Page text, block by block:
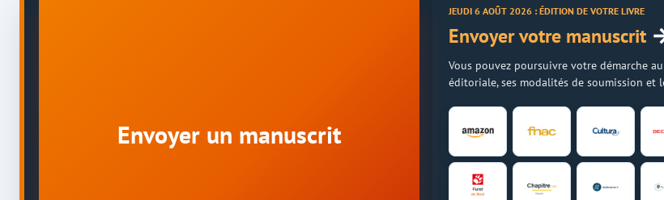
JEUDI 6 AOÛT 2026 : ÉDITION DE VOTRE LIVRE
Envoyer votre manuscrit
Vous pouvez poursuivre votre démarche
éditoriale, ses modalités de soumission et
Envoyer un manuscrit